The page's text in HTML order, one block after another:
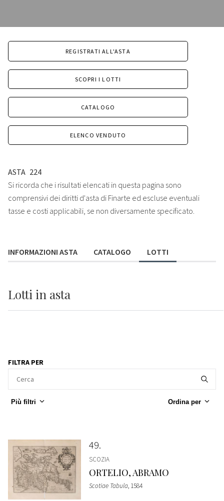
REGISTRATI ALL'ASTA
SCOPRI I LOTTI
CATALOGO
ELENCO VENDUTO
ASTA 224
Si ricorda che i risultati elencati in questa pagina sono
comprensivi dei diritti d'asta di Finarte ed escluse eventuali
tasse e costi applicabili, se non diversamente specificato.
INFORMAZIONI ASTA CATALOGO LOTTI
Lotti in asta
FILTRA PER
Più filtri Ordina per
49
SCOZIA
ORTELIO, ABRAMO
Scotiae Tabula, 1584